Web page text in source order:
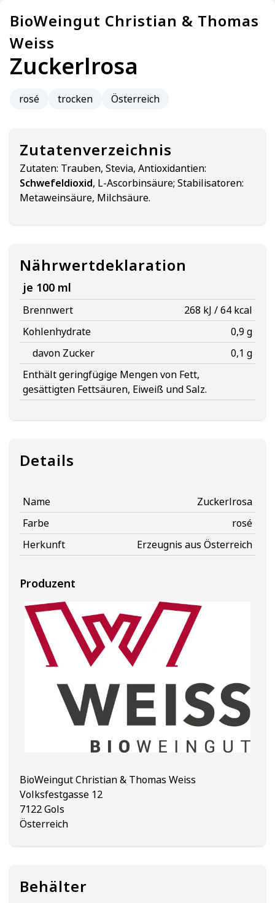
BioWeingut Christian & Thomas
Weiss
Zuckerlrosa
rosé trocken Österreich
Zutatenverzeichnis
Zutaten: Trauben, Stevia, Antioxidantien:
Schwefeldioxid, L-Ascorbinsäure; Stabilisatoren:
Metaweinsäure, Milchsäure.
Nährwertdeklaration
je 100 ml
Brennwert
268 kJ / 64 kcal
Kohlenhydrate
0,9 g
davon Zucker
0,1 g
Enthält geringfügige Mengen von Fett,
gesättigten Fettsäuren, Eiweiß und Salz.
Details
Name
Zuckerlrosa
Farbe
rosé
Herkunft
Erzeugnis aus Österreich
Produzent
BioWeingut Christian & Thomas Weiss
Volksfestgasse 12
7122 Gols
Österreich
Behälter